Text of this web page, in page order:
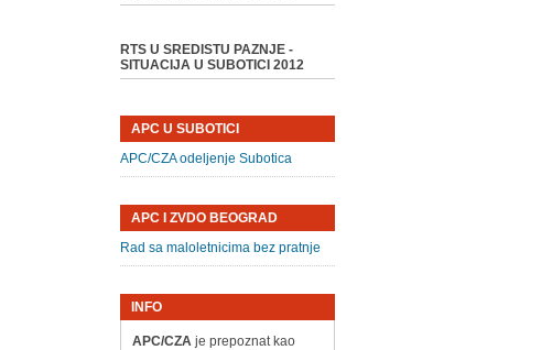
RTS U SREDISTU PAZNJE -
SITUACIJA U SUBOTICI 2012
APC U SUBOTICI
APC/CZA odeljenje Subotica
APC I ZVDO BEOGRAD
Rad sa maloletnicima bez pratnje
INFO
APC/CZAje prepoznat kao